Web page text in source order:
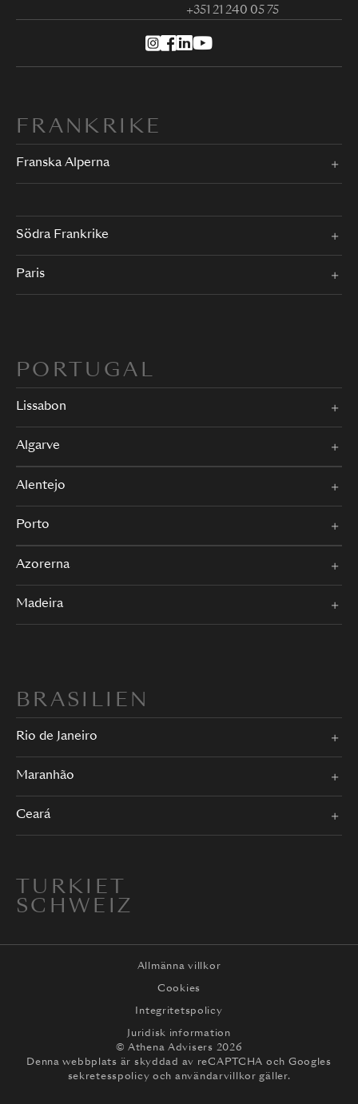
+351 21 240 05 75
FRANKRIKE
Franska Alperna
Södra Frankrike
Paris
PORTUGAL
Lissabon
Algarve
Alentejo
Porto
Azorerna
Madeira
BRASILIEN
Rio de Janeiro
Maranhão
Ceará
TURKIET
SCHWEIZ
Allmänna villkor
Cookies
Integritetspolicy
Juridisk information
© Athena Advisers 2026
Denna webbplats är skyddad av reCAPTCHA och Googles
sekretesspolicy och användarvillkor gäller.